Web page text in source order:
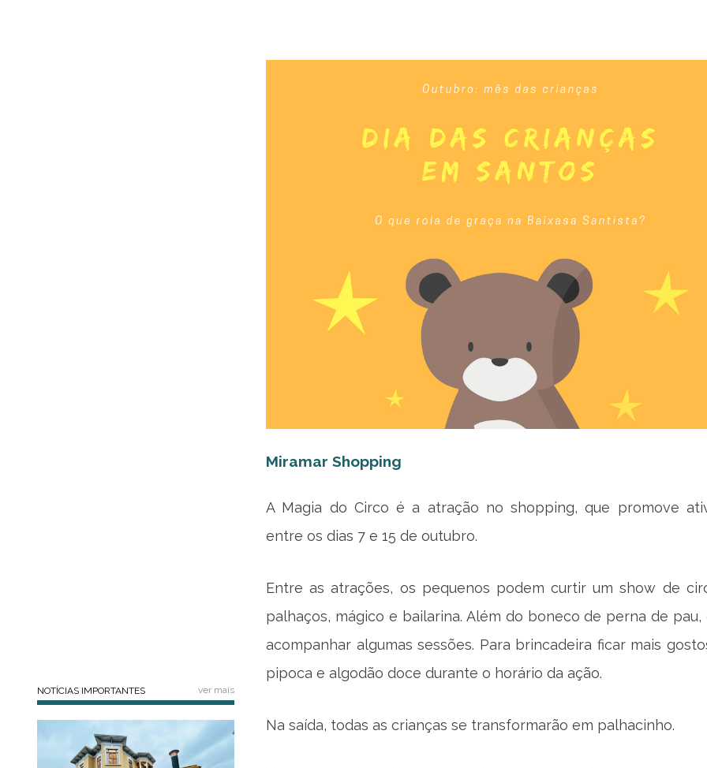
Miramar Shopping
A Magia do Circo é a atração no shopping, que promove
entre os dias 7 e 15 de outubro.
Entre as atrações, os pequenos podem curtir um show de
palhaços, mágico e bailarina. Além do boneco de perna de pau,
acompanhar algumas sessões. Para brincadeira ficar mais
pipoca e algodão doce durante o horário da ação.
Na saída, todas as crianças se transformarão em palhacinho.
NOTÍCIAS IMPORTANTES ver mais